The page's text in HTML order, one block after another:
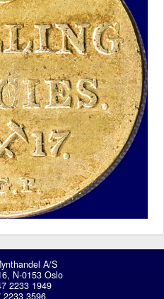
A/S
N-0153 Oslo
2233 1949
2233 3596